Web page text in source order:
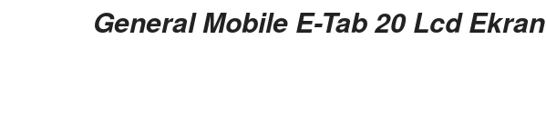
General Mobile E-Tab 20 Lcd Ekran